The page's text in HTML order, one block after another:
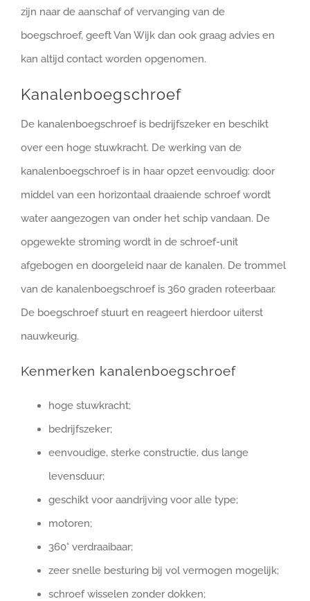
zijn naar de aanschaf of vervanging van de
boegschroef, geeft Van Wijk dan ook graag advies en
kan altijd contact worden opgenomen.
Kanalenboegschroef
De kanalenboegschroef is bedrijfszeker en beschikt
over een hoge stuwkracht. De werking van de
kanalenboegschroef is in haar opzet eenvoudig: door
middel van een horizontaal draaiende schroef wordt
water aangezogen van onder het schip vandaan. De
opgewekte stroming wordt in de schroef-unit
afgebogen en doorgeleid naar de kanalen. De trommel
van de kanalenboegschroef is 360 graden roteerbaar.
De boegschroef stuurt en reageert hierdoor uiterst
nauwkeurig.
Kenmerken kanalenboegschroef
hoge stuwkracht;
bedrijfszeker;
eenvoudige, sterke constructie, dus lange
levensduur;
geschikt voor aandrijving voor alle type;
motoren;
360° verdraaibaar;
zeer snelle besturing bij vol vermogen mogelijk;
schroef wisselen zonder dokken;